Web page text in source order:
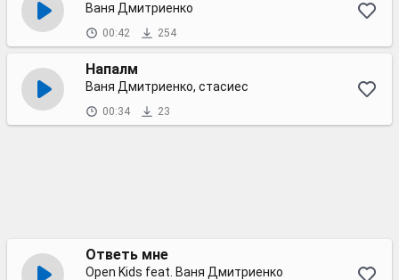
Ваня Дмитриенко
00:42 254
Напалм
Ваня Дмитриенко, стасиес
00:34 23
Ответь мне
Open Kids feat. Ваня Дмитриенко